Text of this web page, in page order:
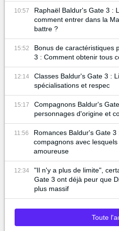
10:57
Raphaël Baldur's Gate 3 :
comment entrer dans la
battre ?
15:52
Bonus de caractéristiques
3 : Comment obtenir tous
12:14
Classes Baldur's Gate 3 :
spécialisations et respec
15:17
Compagnons Baldur's
personnages d'origine et
11:56
Romances Baldur's Gate
compagnons avec
amoureuse
12:34
"Il n'y a plus de limite",
Gate 3 ont déjà peur que
plus massif
Toute